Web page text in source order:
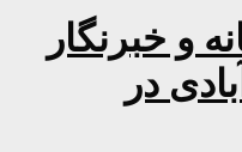
و خبرنگار
در